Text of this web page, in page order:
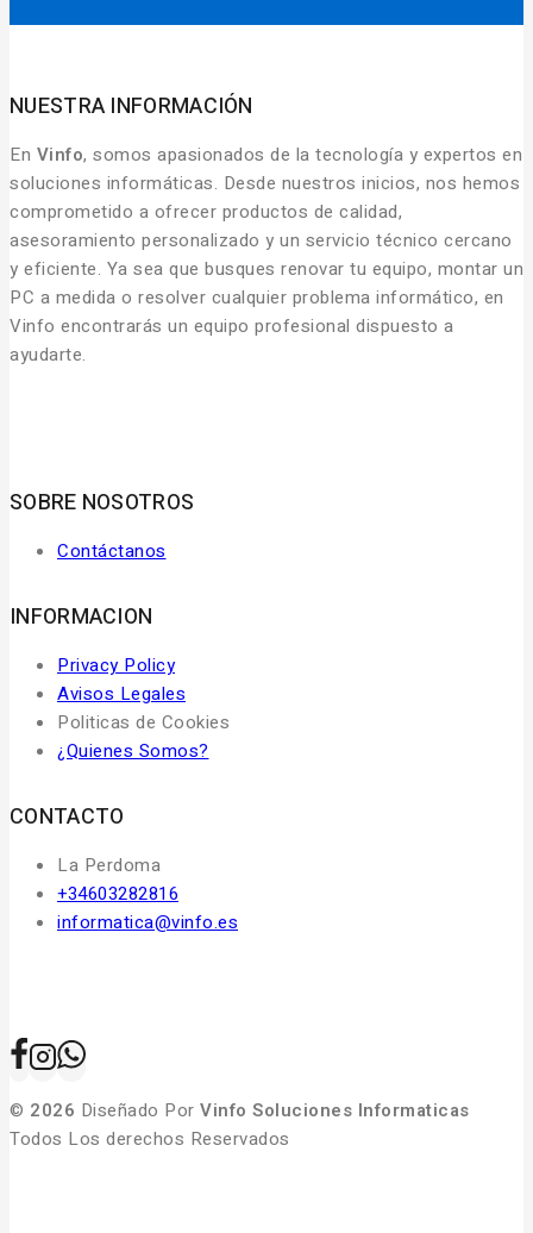
NUESTRA INFORMACIÓN
En Vinfo, somos apasionados de la tecnología y expertos en
soluciones informáticas. Desde nuestros inicios, nos hemos
comprometido a ofrecer productos de calidad,
asesoramiento personalizado y un servicio técnico cercano
y eficiente. Ya sea que busques renovar tu equipo, montar un
PC a medida o resolver cualquier problema informático, en
Vinfo encontrarás un equipo profesional dispuesto a
ayudarte.
SOBRE NOSOTROS
Contáctanos
INFORMACION
Privacy Policy
Avisos Legales
Politicas de Cookies
¿Quienes Somos?
CONTACTO
La Perdoma
+34603282816
informatica@vinfo.es
© 2026 Diseñado Por Vinfo Soluciones Informaticas
Todos Los derechos Reservados